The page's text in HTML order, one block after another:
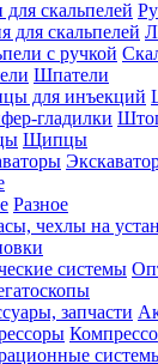
Шпатели
Щипцы
Разное